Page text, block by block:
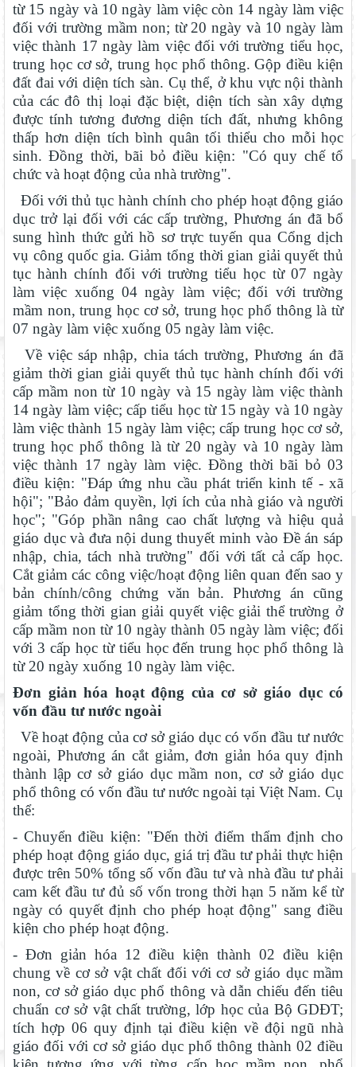
từ 15 ngày và 10 ngày làm việc còn 14 ngày làm việc
đối với trường mầm non; từ 20 ngày và 10 ngày làm
việc thành 17 ngày làm việc đối với trường tiểu học,
trung học cơ sở, trung học phổ thông. Gộp điều kiện
đất đai với diện tích sàn. Cụ thể, ở khu vực nội thành
của các đô thị loại đặc biệt, diện tích sàn xây dựng
được tính tương đương diện tích đất, nhưng không
thấp hơn diện tích bình quân tối thiểu cho mỗi học
sinh. Đồng thời, bãi bỏ điều kiện: "Có quy chế tổ
chức và hoạt động của nhà trường".
Đối với thủ tục hành chính cho phép hoạt động giáo
dục trở lại đối với các cấp trường, Phương án đã bổ
sung hình thức gửi hồ sơ trực tuyến qua Cổng dịch
vụ công quốc gia. Giảm tổng thời gian giải quyết thủ
tục hành chính đối với trường tiểu học từ 07 ngày
làm việc xuống 04 ngày làm việc; đối với trường
mầm non, trung học cơ sở, trung học phổ thông là từ
07 ngày làm việc xuống 05 ngày làm việc.
Về việc sáp nhập, chia tách trường, Phương án đã
giảm thời gian giải quyết thủ tục hành chính đối với
cấp mầm non từ 10 ngày và 15 ngày làm việc thành
14 ngày làm việc; cấp tiểu học từ 15 ngày và 10 ngày
làm việc thành 15 ngày làm việc; cấp trung học cơ sở,
trung học phổ thông là từ 20 ngày và 10 ngày làm
việc thành 17 ngày làm việc. Đồng thời bãi bỏ 03
điều kiện: "Đáp ứng nhu cầu phát triển kinh tế - xã
hội"; "Bảo đảm quyền, lợi ích của nhà giáo và người
học"; "Góp phần nâng cao chất lượng và hiệu quả
giáo dục và đưa nội dung thuyết minh vào Đề án sáp
nhập, chia, tách nhà trường" đối với tất cả cấp học.
Cắt giảm các công việc/hoạt động liên quan đến sao y
bản chính/công chứng văn bản. Phương án cũng
giảm tổng thời gian giải quyết việc giải thể trường ở
cấp mầm non từ 10 ngày thành 05 ngày làm việc; đối
với 3 cấp học từ tiểu học đến trung học phổ thông là
từ 20 ngày xuống 10 ngày làm việc.
Đơn giản hóa hoạt động của cơ sở giáo dục có
vốn đầu tư nước ngoài
Về hoạt động của cơ sở giáo dục có vốn đầu tư nước
ngoài, Phương án cắt giảm, đơn giản hóa quy định
thành lập cơ sở giáo dục mầm non, cơ sở giáo dục
phổ thông có vốn đầu tư nước ngoài tại Việt Nam. Cụ
thể:
- Chuyển điều kiện: "Đến thời điểm thẩm định cho
phép hoạt động giáo dục, giá trị đầu tư phải thực hiện
được trên 50% tổng số vốn đầu tư và nhà đầu tư phải
cam kết đầu tư đủ số vốn trong thời hạn 5 năm kể từ
ngày có quyết định cho phép hoạt động" sang điều
kiện cho phép hoạt động.
- Đơn giản hóa 12 điều kiện thành 02 điều kiện
chung về cơ sở vật chất đối với cơ sở giáo dục mầm
non, cơ sở giáo dục phổ thông và dẫn chiếu đến tiêu
chuẩn cơ sở vật chất trường, lớp học của Bộ GDĐT;
tích hợp 06 quy định tại điều kiện về đội ngũ nhà
giáo đối với cơ sở giáo dục phổ thông thành 02 điều